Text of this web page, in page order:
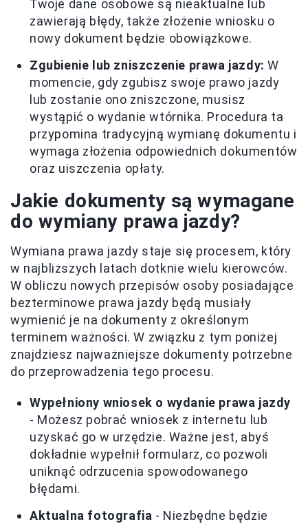
Twoje dane osobowe są nieaktualne lub
zawierają błędy, także złożenie wniosku o
nowy dokument będzie obowiązkowe.
Zgubienie lub zniszczenie prawa jazdy: W
momencie, gdy zgubisz swoje prawo jazdy
lub zostanie ono zniszczone, musisz
wystąpić o wydanie wtórnika. Procedura ta
przypomina tradycyjną wymianę dokumentu i
wymaga złożenia odpowiednich dokumentów
oraz uiszczenia opłaty.
Jakie dokumenty są wymagane
do wymiany prawa jazdy?
Wymiana prawa jazdy staje się procesem, który
w najbliższych latach dotknie wielu kierowców.
W obliczu nowych przepisów osoby posiadające
bezterminowe prawa jazdy będą musiały
wymienić je na dokumenty z określonym
terminem ważności. W związku z tym poniżej
znajdziesz najważniejsze dokumenty potrzebne
do przeprowadzenia tego procesu.
Wypełniony wniosek o wydanie prawa jazdy
- Możesz pobrać wniosek z internetu lub
uzyskać go w urzędzie. Ważne jest, abyś
dokładnie wypełnił formularz, co pozwoli
uniknąć odrzucenia spowodowanego
błędami.
Aktualna fotografia - Niezbędne będzie